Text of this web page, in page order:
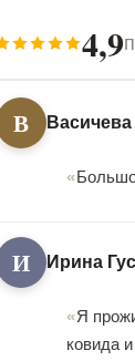
4,9
В
И Ирина
Я
ковида